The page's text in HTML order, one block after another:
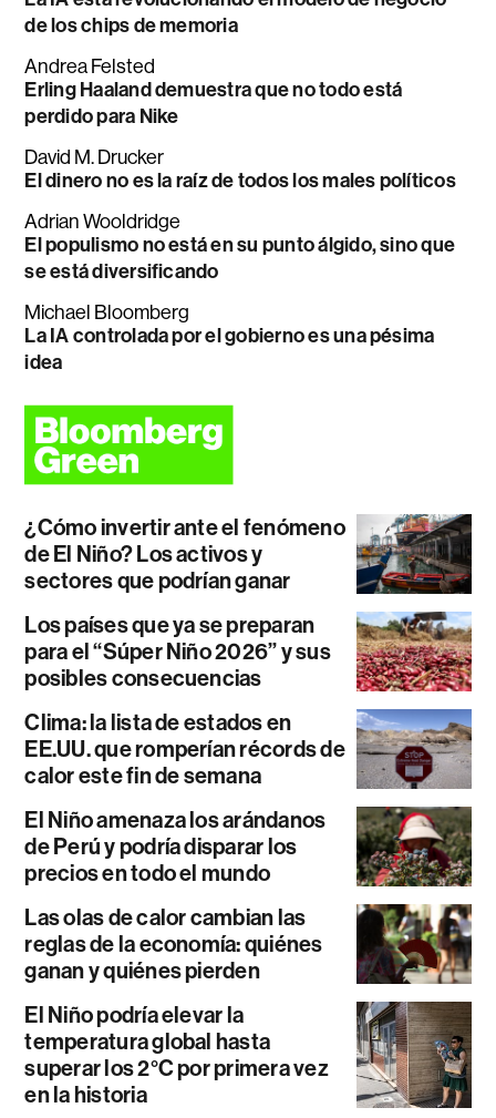
de los chips de memoria
Andrea Felsted
Erling Haaland demuestra que no todo está
perdido para Nike
David M. Drucker
El dinero no es la raíz de todos los males políticos
Adrian Wooldridge
El populismo no está en su punto álgido, sino que
se está diversificando
Michael Bloomberg
La IA controlada por el gobierno es una pésima
idea
¿Cómo invertir ante el fenómeno
de El Niño? Los activos y
sectores que podrían ganar
Los países que ya se preparan
para el “Súper Niño 2026” y sus
posibles consecuencias
Clima: la lista de estados en
EE.UU. que romperían récords de
calor este fin de semana
El Niño amenaza los arándanos
de Perú y podría disparar los
precios en todo el mundo
Las olas de calor cambian las
reglas de la economía: quiénes
ganan y quiénes pierden
El Niño podría elevar la
temperatura global hasta
superar los 2°C por primera vez
en la historia